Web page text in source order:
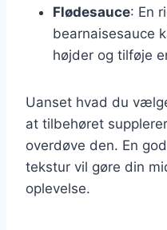
Flødesauce: En
bearnaisesauce
højder og tilføje
Uanset hvad du
at tilbehøret
overdøve den. En
tekstur vil gøre din
oplevelse.